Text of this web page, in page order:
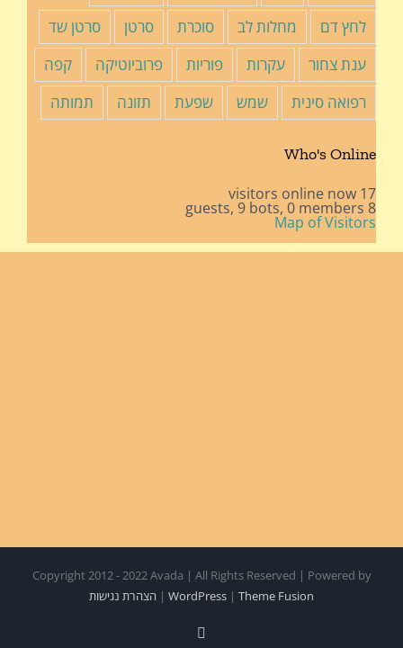
לחץ דם
מחלות לב סוכרת סרטן
סרטן שד
ענת צחור
עקרות פוריות פרוביוטיקה
קפה
רפואה סינית
שמש שפעת תזונה תמותה
Who's Online
17 visitors online now
8 guests,
9 bots, 0 members
Map of Visitors
Copyright 2012 - 2022 Avada | All Rights Reserved | Powered by
WordPress | Theme Fusion
| הצהרת נגישות